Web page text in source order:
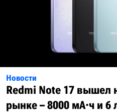
Новости
Redmi Note 17 вышел
рынке – 8000 мА·ч и 6